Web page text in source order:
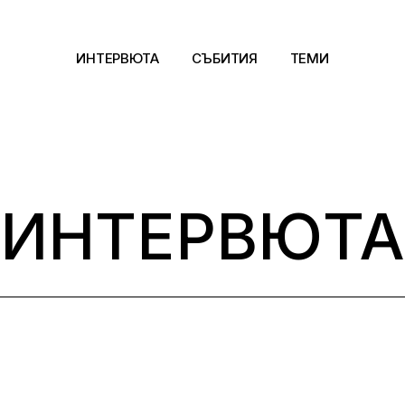
ИНТЕРВЮТА СЪБИТИЯ ТЕМИ
Kино
Музика
Сцена
ИНТЕРВЮТА